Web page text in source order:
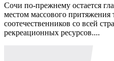
Сочи по-прежнему остается
местом массового притяжения
соотечественников со всей
рекреационных ресурсов....